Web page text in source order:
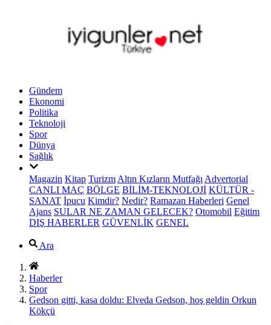
Gündem
Ekonomi
Politika
Teknoloji
Spor
Dünya
Sağlık
Magazin Kitap Turizm Altın Kızların Mutfağı Advertorial
CANLI MAÇ BÖLGE BİLİM-TEKNOLOJİ KÜLTÜR -
SANAT İpucu Kimdir? Nedir? Ramazan Haberleri Genel
Ajans SULAR NE ZAMAN GELECEK? Otomobil Eğitim
DIŞ HABERLER GÜVENLİK GENEL
Ara
Haberler
Spor
Gedson gitti, kasa doldu: Elveda Gedson, hoş geldin Orkun
Kökçü